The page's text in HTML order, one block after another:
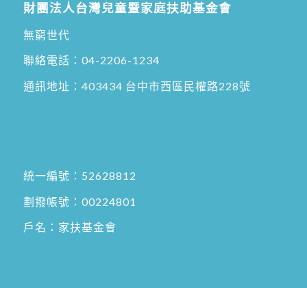
財團法人台灣兒童暨家庭扶助基金會
無窮世代
聯絡電話： 04-2206-1234
通訊地址： 403434 台中市西區民權路228號
統一編號：52628812
劃撥帳號：00224801
戶名：家扶基金會